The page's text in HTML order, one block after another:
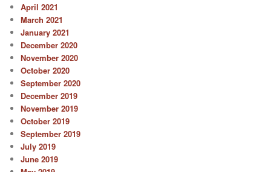
April 2021
March 2021
January 2021
December 2020
November 2020
October 2020
September 2020
December 2019
November 2019
October 2019
September 2019
July 2019
June 2019